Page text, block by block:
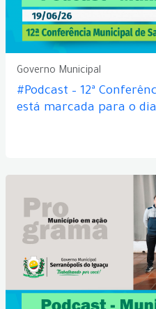
Governo Municipal
#Podcast – 12ª
está marcada para o dia